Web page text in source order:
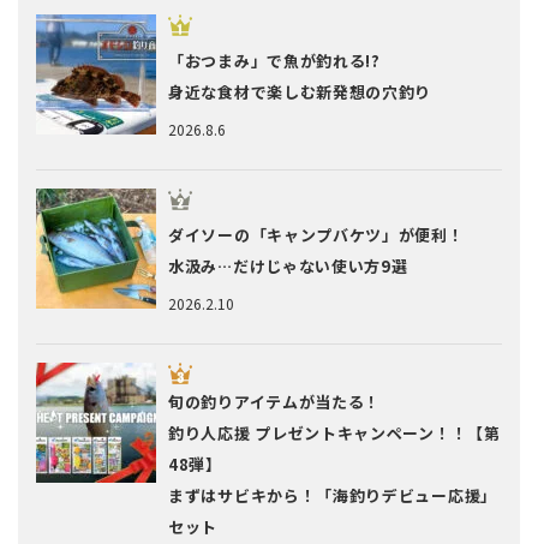
2026.8.6
「おつまみ」で魚が釣れる!?
身近な食材で楽しむ新発想の穴釣り
2026.2.10
ダイソーの「キャンプバケツ」が便利！
水汲み…だけじゃない使い方9選
旬の釣りアイテムが当たる！
釣り人応援 プレゼントキャンペーン！！【第
48弾】
まずはサビキから！「海釣りデビュー応援」
セット